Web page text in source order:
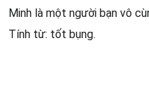
Minh là một người bạn vô
Tính từ: tốt bụng.